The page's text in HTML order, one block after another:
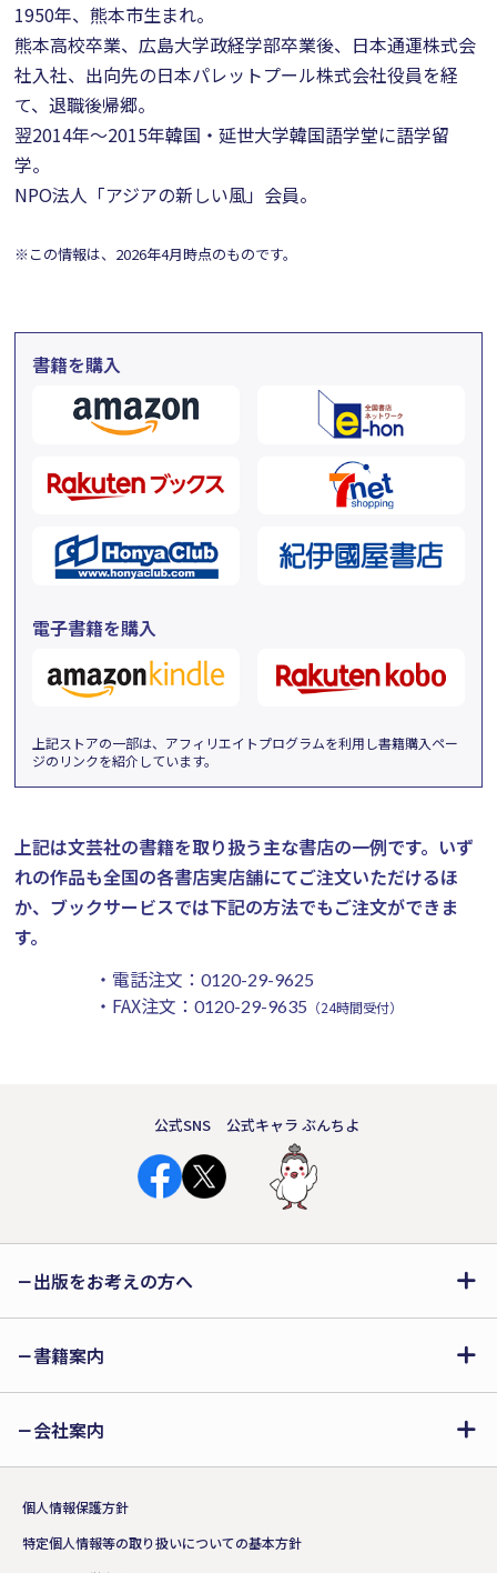
1950年、熊本市生まれ。
熊本高校卒業、広島大学政経学部卒業後、日本通運株式会
社入社、出向先の日本パレットプール株式会社役員を経
て、退職後帰郷。
翌2014年～2015年韓国・延世大学韓国語学堂に語学留
学。
NPO法人「アジアの新しい風」会員。
※この情報は、2026年4月時点のものです。
書籍を購入
電子書籍を購入
上記ストアの一部は、アフィリエイトプログラムを利用し書籍購入ペー
ジのリンクを紹介しています。
上記は文芸社の書籍を取り扱う主な書店の一例です。 いず
れの作品も全国の各書店実店舗にてご注文いただけるほ
か、ブックサービスでは下記の方法でもご注文ができま
す。
・電話注文： 0120-29-9625
・FAX注文： 0120-29-9635 （24時間受付）
公式SNS 公式キャラ ぶんちよ
出版をお考えの方へ
書籍案内
会社案内
個人情報保護方針
特定個人情報等の取り扱いについての基本方針